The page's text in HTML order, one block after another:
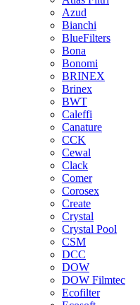
Azud
Bianchi
BlueFilters
Bona
Bonomi
BRINEX
Brinex
BWT
Caleffi
Canature
CCK
Cewal
Clack
Comer
Corosex
Create
Crystal
Crystal Pool
CSM
DCC
DOW
DOW Filmtec
Ecofilter